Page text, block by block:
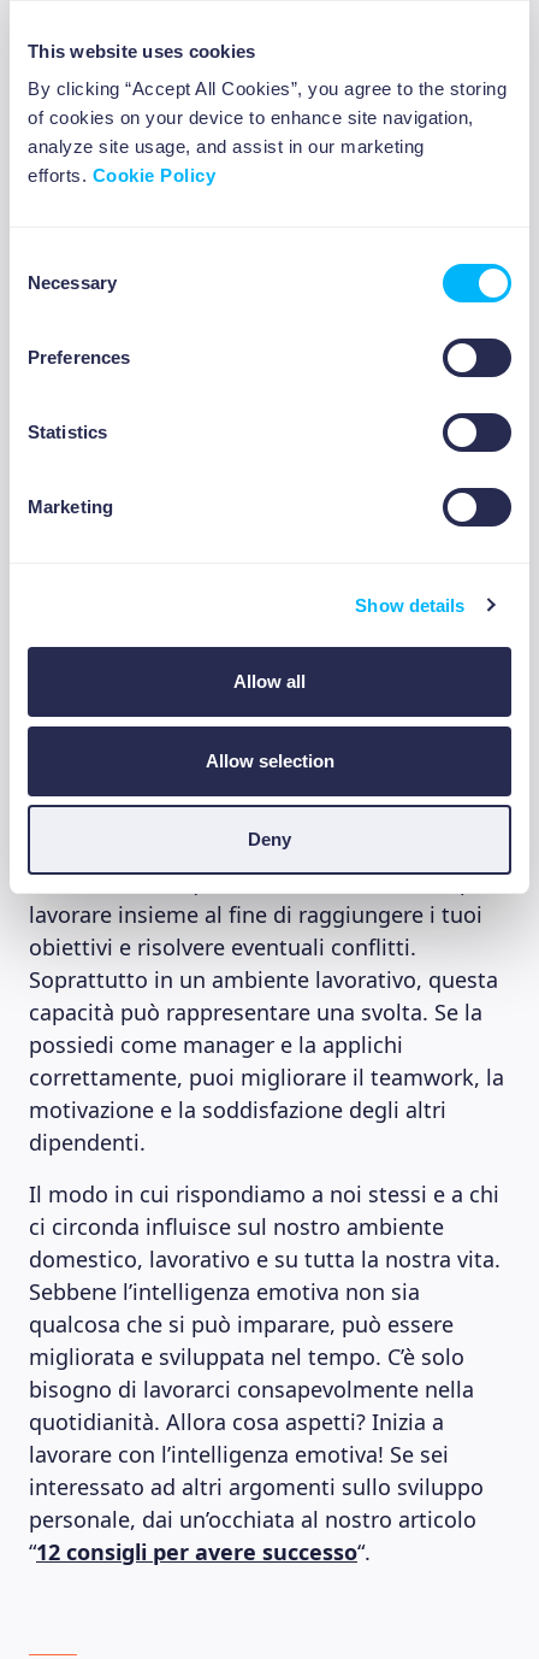
This website uses cookies
By clicking “Accept All Cookies”, you agree to the storing
of cookies on your device to enhance site navigation,
analyze site usage, and assist in our marketing
efforts. Cookie Policy
Selection
Necessary
Preferences
Statistics
Marketing
Show details
Allow all
Allow selection
Deny
come previsto. Ricorda però, gestire le proprie
emozioni non significa sopprimerle, ma
riconoscerle e comprenderle prima di buttarle
fuori.
capire ciò che accade attorno a noi e come
ambienti diversi possano avere un
la capacità di saper reagire a specifiche
appropriato ed efficace per connettersi con gli
altri. Avere questo livello di consapevolezza ti
degli altri e di essere empatico nei loro
4. Empatia
emotiva è la capacità di connettersi con gli
altri, creando relazioni positive a lungo
termine. Avere questa abilità è essenziale per
lavorare insieme al fine di raggiungere i tuoi
obiettivi e risolvere eventuali conflitti.
Soprattutto in un ambiente lavorativo, questa
capacità può rappresentare una svolta. Se la
possiedi come manager e la applichi
correttamente, puoi migliorare il teamwork, la
motivazione e la soddisfazione degli altri
dipendenti.
Il modo in cui rispondiamo a noi stessi e a chi
ci circonda influisce sul nostro ambiente
domestico, lavorativo e su tutta la nostra vita.
Sebbene l’intelligenza emotiva non sia
qualcosa che si può imparare, può essere
migliorata e sviluppata nel tempo. C’è solo
bisogno di lavorarci consapevolmente nella
quotidianità. Allora cosa aspetti? Inizia a
lavorare con l’intelligenza emotiva! Se sei
interessato ad altri argomenti sullo sviluppo
personale, dai un’occhiata al nostro articolo
“12 consigli per avere successo“.